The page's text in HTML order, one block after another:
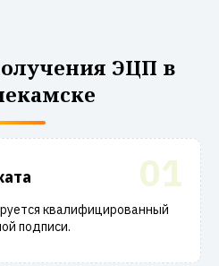
ЭЦП в
01
квалифицированный
подписи.